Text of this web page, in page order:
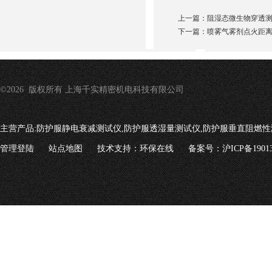
上一篇： 阻湿态微生物穿透
下一篇： 喷雾气雾剂点火距
©2026 版权所有 上海千实精密机电科技有限公司
主营产品:防护服静电衰减测试仪,防护服透湿量测试仪,防护服垂直阻燃
管理登陆 站点地图 技术支持：环保在线 备案号：沪ICP备